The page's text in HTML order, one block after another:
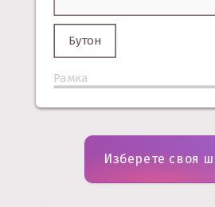
Бутон
Рамка
Изберете своя